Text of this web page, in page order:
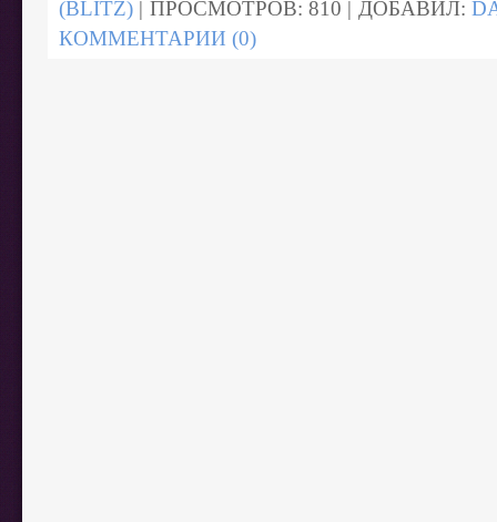
(BLITZ) | ПРОСМОТРОВ: 810 | ДОБАВИЛ:
КОММЕНТАРИИ (0)